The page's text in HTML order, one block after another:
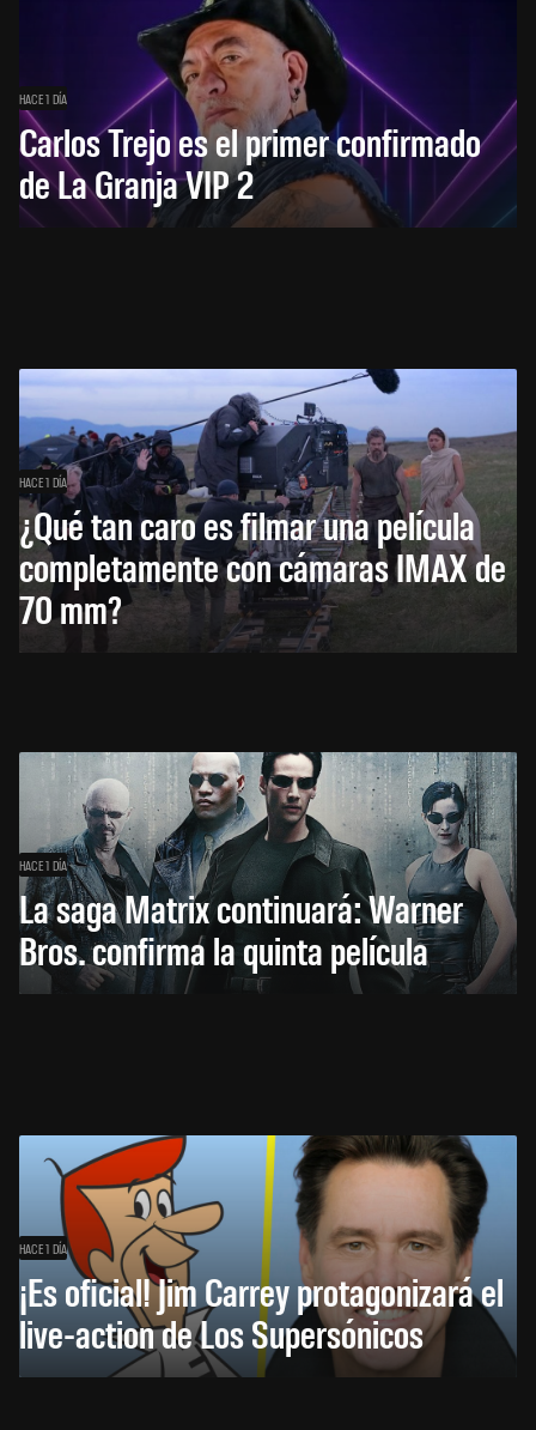
HACE 1 DÍA
Carlos Trejo es el primer confirmado
de La Granja VIP 2
HACE 1 DÍA
¿Qué tan caro es filmar una película
completamente con cámaras IMAX de
70 mm?
HACE 1 DÍA
La saga Matrix continuará: Warner
Bros. confirma la quinta película
HACE 1 DÍA
¡Es oficial! Jim Carrey protagonizará el
live-action de Los Supersónicos